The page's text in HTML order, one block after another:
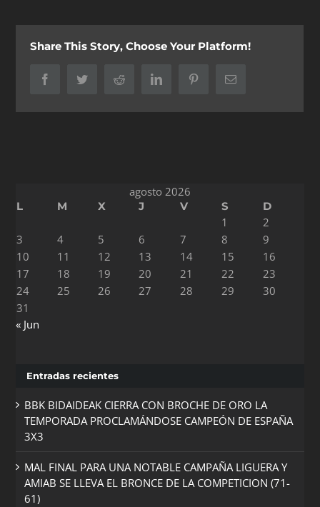
Share This Story, Choose Your Platform!
FacebookTwitter Reddit LinkedIn PinterestCorreo
agosto 2026
L M X J V S D
1
2
3
4 5 6 7 8
9
10
11 12 13 14 15
16
17
18 19 20 21 22
23
24
25 26 27 28 29
30
31
« Jun
Entradas recientes
BBK BIDAIDEAK CIERRA CON BROCHE DE ORO LA
TEMPORADA PROCLAMÁNDOSE CAMPEÓN DE ESPAÑA
3X3
MAL FINAL PARA UNA NOTABLE CAMPAÑA LIGUERA Y
AMIAB SE LLEVA EL BRONCE DE LA COMPETICION (71-
61)